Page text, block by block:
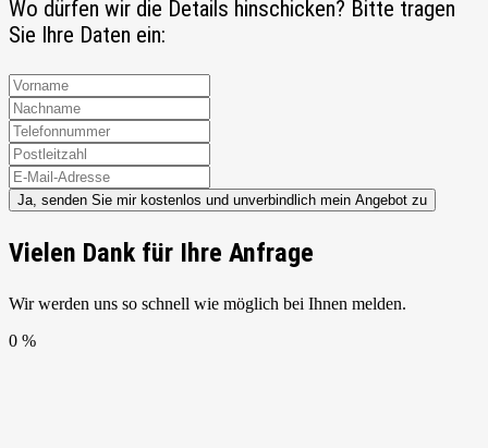
Wo dürfen wir die Details hinschicken? Bitte tragen
Sie Ihre Daten ein:
Ja, senden Sie mir kostenlos und unverbindlich mein Angebot zu
Vielen Dank für Ihre Anfrage
Wir werden uns so schnell wie möglich bei Ihnen melden.
0 %